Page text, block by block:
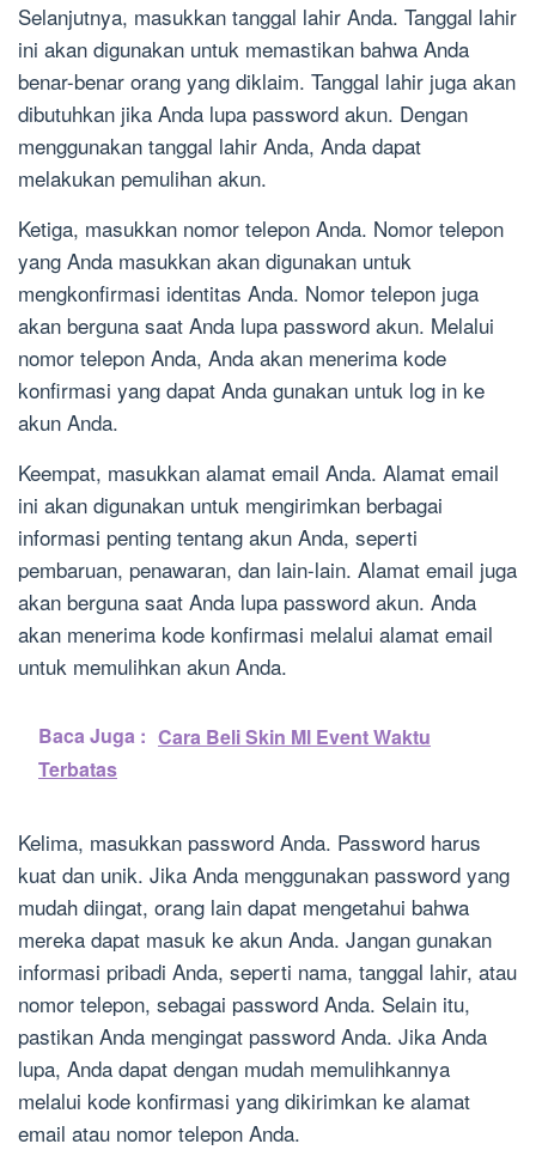
Selanjutnya, masukkan tanggal lahir Anda. Tanggal lahir
ini akan digunakan untuk memastikan bahwa Anda
benar-benar orang yang diklaim. Tanggal lahir juga akan
dibutuhkan jika Anda lupa password akun. Dengan
menggunakan tanggal lahir Anda, Anda dapat
melakukan pemulihan akun.
Ketiga, masukkan nomor telepon Anda. Nomor telepon
yang Anda masukkan akan digunakan untuk
mengkonfirmasi identitas Anda. Nomor telepon juga
akan berguna saat Anda lupa password akun. Melalui
nomor telepon Anda, Anda akan menerima kode
konfirmasi yang dapat Anda gunakan untuk log in ke
akun Anda.
Keempat, masukkan alamat email Anda. Alamat email
ini akan digunakan untuk mengirimkan berbagai
informasi penting tentang akun Anda, seperti
pembaruan, penawaran, dan lain-lain. Alamat email juga
akan berguna saat Anda lupa password akun. Anda
akan menerima kode konfirmasi melalui alamat email
untuk memulihkan akun Anda.
Baca Juga : Cara Beli Skin Ml Event Waktu
Terbatas
Kelima, masukkan password Anda. Password harus
kuat dan unik. Jika Anda menggunakan password yang
mudah diingat, orang lain dapat mengetahui bahwa
mereka dapat masuk ke akun Anda. Jangan gunakan
informasi pribadi Anda, seperti nama, tanggal lahir, atau
nomor telepon, sebagai password Anda. Selain itu,
pastikan Anda mengingat password Anda. Jika Anda
lupa, Anda dapat dengan mudah memulihkannya
melalui kode konfirmasi yang dikirimkan ke alamat
email atau nomor telepon Anda.